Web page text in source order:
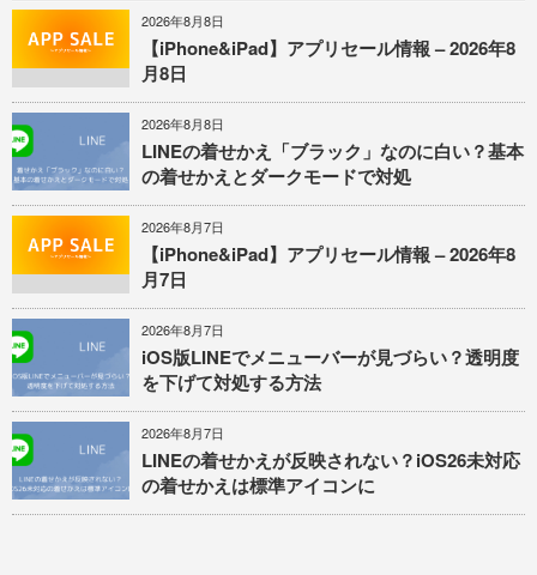
2026年8月8日
【iPhone&iPad】アプリセール情報 – 2026年8
月8日
2026年8月8日
LINEの着せかえ「ブラック」なのに白い？基本
の着せかえとダークモードで対処
2026年8月7日
【iPhone&iPad】アプリセール情報 – 2026年8
月7日
2026年8月7日
iOS版LINEでメニューバーが見づらい？透明度
を下げて対処する方法
2026年8月7日
LINEの着せかえが反映されない？iOS26未対応
の着せかえは標準アイコンに